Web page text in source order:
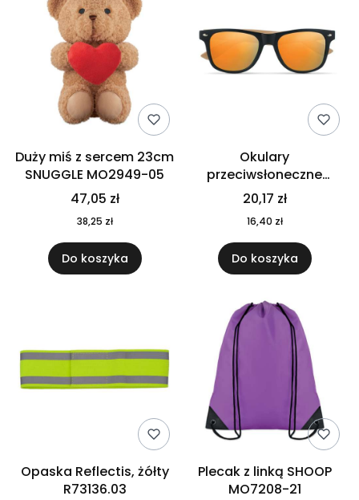
Duży miś z sercem 23cm
SNUGGLE MO2949-05
47,05 zł
38,25 zł
Do koszyka
Okulary
przeciwsłoneczne
CALIFORNIA TOUCH
MO9617-10
20,17 zł
16,40 zł
Do koszyka
Opaska Reflectis, żółty
R73136.03
Plecak z linką SHOOP
MO7208-21